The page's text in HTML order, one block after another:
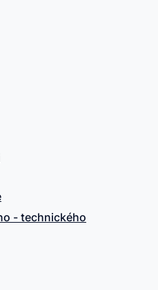
- technického